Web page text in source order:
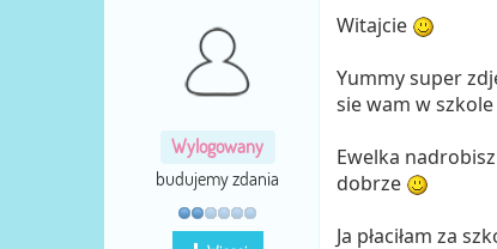
Wylogowany
budujemy zdania
Witajcie
Yummy super
sie wam w
Ewelka
dobrze
Ja płaciłam za